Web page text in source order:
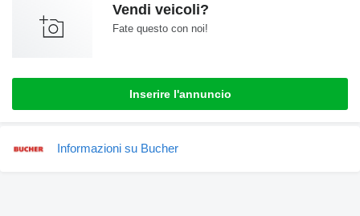
Vendi veicoli?
Fate questo con noi!
Inserire l'annuncio
Informazioni su Bucher